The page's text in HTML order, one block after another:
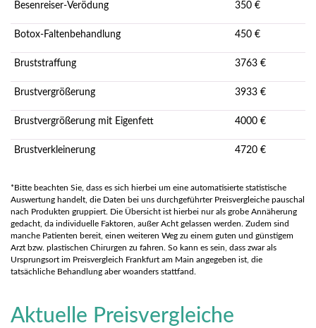
Besenreiser-Verödung 350 €
Botox-Faltenbehandlung 450 €
Bruststraffung 3763 €
Brustvergrößerung 3933 €
Brustvergrößerung mit Eigenfett 4000 €
Brustverkleinerung 4720 €
*Bitte beachten Sie, dass es sich hierbei um eine automatisierte statistische
Auswertung handelt, die Daten bei uns durchgeführter Preisvergleiche pauschal
nach Produkten gruppiert. Die Übersicht ist hierbei nur als grobe Annäherung
gedacht, da individuelle Faktoren, außer Acht gelassen werden. Zudem sind
manche Patienten bereit, einen weiteren Weg zu einem guten und günstigem
Arzt bzw. plastischen Chirurgen zu fahren. So kann es sein, dass zwar als
Ursprungsort im Preisvergleich Frankfurt am Main angegeben ist, die
tatsächliche Behandlung aber woanders stattfand.
Aktuelle Preisvergleiche